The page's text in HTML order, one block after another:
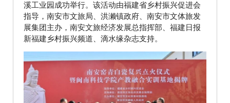
溪工业园成功举行。该活动由福建省乡村振兴促进会
指导，南安市文旅局、洪濑镇政府、南安市文体旅发
展集团主办，南安文旅经济发展总指挥部、福建日报
新福建乡村振兴频道、滴水缘杂志支持。